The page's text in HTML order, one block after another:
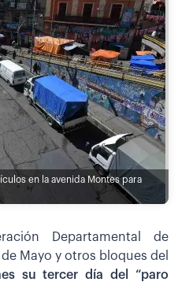
en la avenida Montes para
Departamental de
Mayo y otros bloques del
su tercer día del “paro